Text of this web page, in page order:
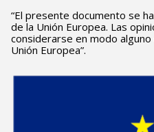
“El presente documento se
de la Unión Europea. Las
considerarse en modo
Unión Europea”.